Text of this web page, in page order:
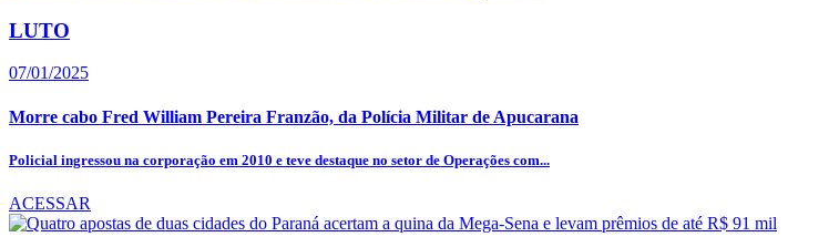
LUTO
07/01/2025
Morre cabo Fred William Pereira Franzão, da Polícia Militar de Apucarana
Policial ingressou na corporação em 2010 e teve destaque no setor de Operações com...
ACESSAR